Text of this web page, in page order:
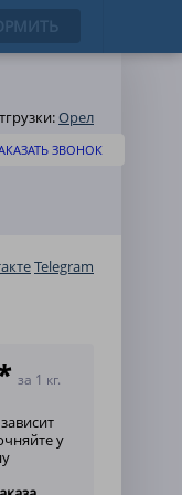
Орел
ЗВОНОК
Telegram
за 1 кг.
у